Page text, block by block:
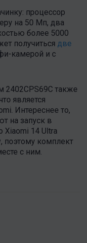
процессор
на 50 Мп, два
более 5000
получиться две
камерой и с
2402CPS69C также
является
Интереснее то,
на запуск в
Xiaomi 14 Ultra
поэтому комплект
с ним.